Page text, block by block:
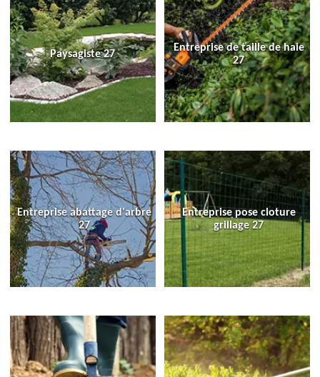
Paysagiste 27
Entreprise de taille de haie
27
Entreprise abattage d'arbre
27
Entreprise pose cloture
grillage 27